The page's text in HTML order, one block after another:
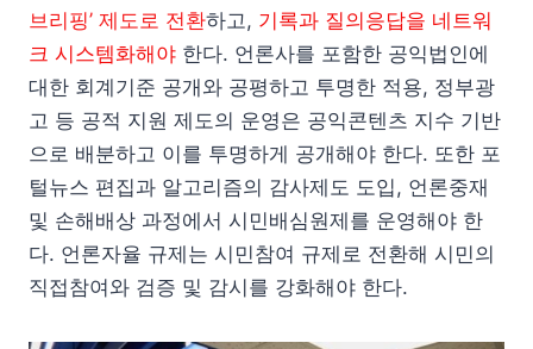
브리핑’ 제도로 전환하고, 기록과 질의응답을 네트워
크 시스템화해야 한다. 언론사를 포함한 공익법인에
대한 회계기준 공개와 공평하고 투명한 적용, 정부광
고 등 공적 지원 제도의 운영은 공익콘텐츠 지수 기반
으로 배분하고 이를 투명하게 공개해야 한다. 또한 포
털뉴스 편집과 알고리즘의 감사제도 도입, 언론중재
및 손해배상 과정에서 시민배심원제를 운영해야 한
다. 언론자율 규제는 시민참여 규제로 전환해 시민의
직접참여와 검증 및 감시를 강화해야 한다.